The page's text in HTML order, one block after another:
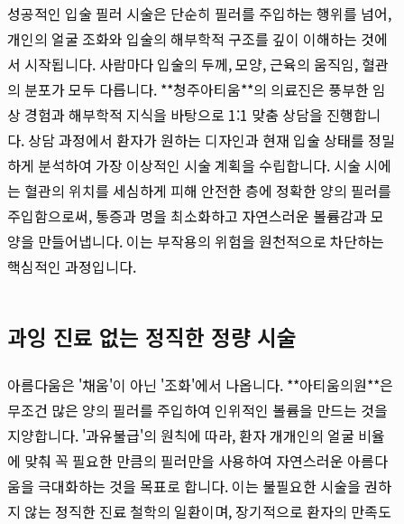
성공적인 입술 필러 시술은 단순히 필러를 주입하는 행위를 넘어,
개인의 얼굴 조화와 입술의 해부학적 구조를 깊이 이해하는 것에
서 시작됩니다. 사람마다 입술의 두께, 모양, 근육의 움직임, 혈관
의 분포가 모두 다릅니다. **청주아티움**의 의료진은 풍부한 임
상 경험과 해부학적 지식을 바탕으로 1:1 맞춤 상담을 진행합니
다. 상담 과정에서 환자가 원하는 디자인과 현재 입술 상태를 정밀
하게 분석하여 가장 이상적인 시술 계획을 수립합니다. 시술 시에
는 혈관의 위치를 세심하게 피해 안전한 층에 정확한 양의 필러를
주입함으로써, 통증과 멍을 최소화하고 자연스러운 볼륨감과 모
양을 만들어냅니다. 이는 부작용의 위험을 원천적으로 차단하는
핵심적인 과정입니다.
과잉 진료 없는 정직한 정량 시술
아름다움은 '채움'이 아닌 '조화'에서 나옵니다. **아티움의원**은
무조건 많은 양의 필러를 주입하여 인위적인 볼륨을 만드는 것을
지양합니다. '과유불급'의 원칙에 따라, 환자 개개인의 얼굴 비율
에 맞춰 꼭 필요한 만큼의 필러만을 사용하여 자연스러운 아름다
움을 극대화하는 것을 목표로 합니다. 이는 불필요한 시술을 권하
지 않는 정직한 진료 철학의 일환이며, 장기적으로 환자의 만족도